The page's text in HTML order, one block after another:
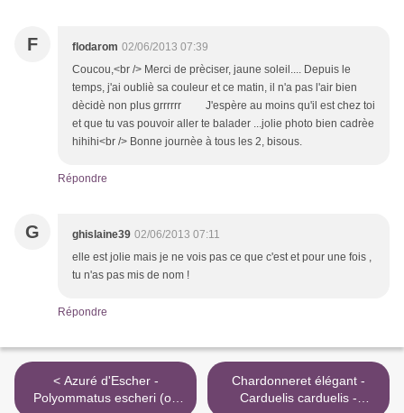
F flodarom 02/06/2013 07:39
Coucou,<br /> Merci de prèciser, jaune soleil.... Depuis le
temps, j'ai oubliè sa couleur et ce matin, il n'a pas l'air bien
dècidè non plus grrrrrr J'espère au moins qu'il est chez toi
et que tu vas pouvoir aller te balader ...jolie photo bien cadrèe
hihihi<br /> Bonne journèe à tous les 2, bisous.
Répondre
G ghislaine39 02/06/2013 07:11
elle est jolie mais je ne vois pas ce que c'est et pour une fois ,
tu n'as pas mis de nom !
Répondre
< Azuré d'Escher -
Polyommatus escheri (ou
Chardonneret élégant -
Carduelis carduelis -